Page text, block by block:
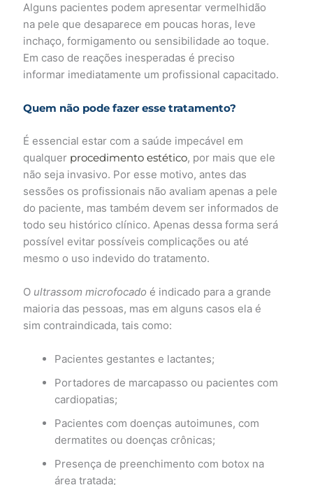
Alguns pacientes podem apresentar vermelhidão
na pele que desaparece em poucas horas, leve
inchaço, formigamento ou sensibilidade ao toque.
Em caso de reações inesperadas é preciso
informar imediatamente um profissional capacitado.
Quem não pode fazer esse tratamento?
É essencial estar com a saúde impecável em
qualquer procedimento estético, por mais que ele
não seja invasivo. Por esse motivo, antes das
sessões os profissionais não avaliam apenas a pele
do paciente, mas também devem ser informados de
todo seu histórico clínico. Apenas dessa forma será
possível evitar possíveis complicações ou até
mesmo o uso indevido do tratamento.
O ultrassom microfocado é indicado para a grande
maioria das pessoas, mas em alguns casos ela é
sim contraindicada, tais como:
Pacientes gestantes e lactantes;
Portadores de marcapasso ou pacientes com
cardiopatias;
Pacientes com doenças autoimunes, com
dermatites ou doenças crônicas;
Presença de preenchimento com botox na
área tratada;